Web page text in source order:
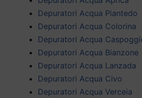
Depuratori Acqua Piantedo
Depuratori Acqua Colorina
Depuratori Acqua
Depuratori Acqua Bianzone
Depuratori Acqua Lanzada
Depuratori Acqua Civo
Depuratori Acqua Verceia